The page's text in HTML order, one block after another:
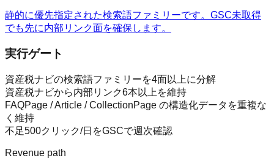
静的に優先指定された検索語ファミリーです。GSC未取得
でも先に内部リンク面を確保します。
実行ゲート
資産税ナビの検索語ファミリーを4面以上に分解
資産税ナビから内部リンク6本以上を維持
FAQPage / Article / CollectionPage の構造化データを重複な
く維持
不足500クリック/日をGSCで週次確認
Revenue path